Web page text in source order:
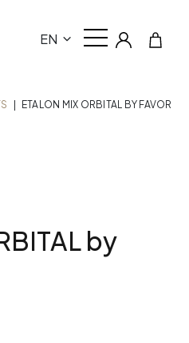
EN
ETALON MIX ORBITAL BY FAVOR
by